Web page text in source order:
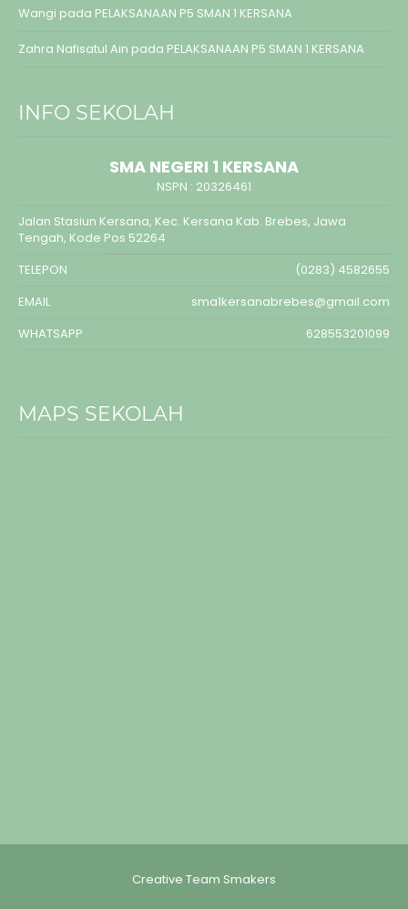
Wangi pada PELAKSANAAN P5 SMAN 1 KERSANA
Zahra Nafisatul Ain pada PELAKSANAAN P5 SMAN 1 KERSANA
INFO SEKOLAH
SMA NEGERI 1 KERSANA
NSPN : 20326461
Jalan Stasiun Kersana, Kec. Kersana Kab. Brebes, Jawa
Tengah, Kode Pos 52264
TELEPON
(0283) 4582655
EMAIL
sma1kersanabrebes@gmail.com
WHATSAPP
628553201099
MAPS SEKOLAH
Creative Team Smakers